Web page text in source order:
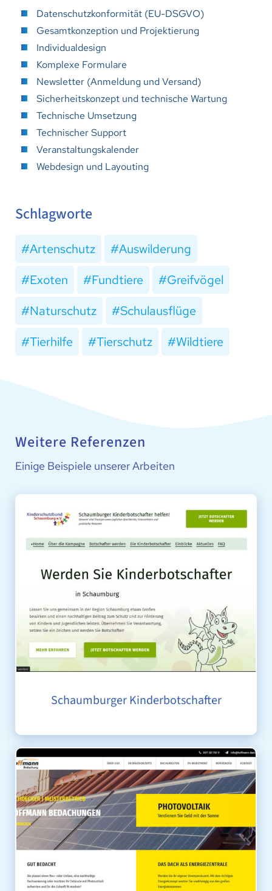
Datenschutzkonformität (EU-DSGVO)
Gesamtkonzeption und Projektierung
Individualdesign
Komplexe Formulare
Newsletter (Anmeldung und Versand)
Sicherheitskonzept und technische Wartung
Technische Umsetzung
Technischer Support
Veranstaltungskalender
Webdesign und Layouting
Schlagworte
Artenschutz
Auswilderung
Exoten
Fundtiere
Greifvögel
Naturschutz
Schulausflüge
Tierhilfe
Tierschutz Wildtiere
Weitere Referenzen
Einige Beispiele unserer Arbeiten
Schaumburger Kinderbotschafter
HOFFMANN BEDACHUNGEN GMBH & CO. KG